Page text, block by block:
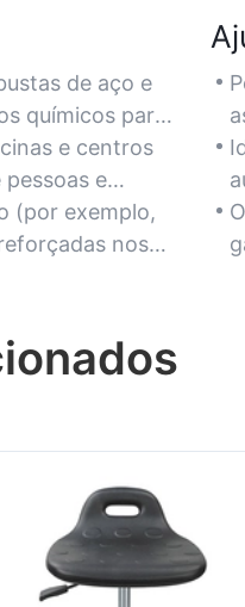
de aço e
químicos para
e centros
e
químicos.
(por exemplo,
nos